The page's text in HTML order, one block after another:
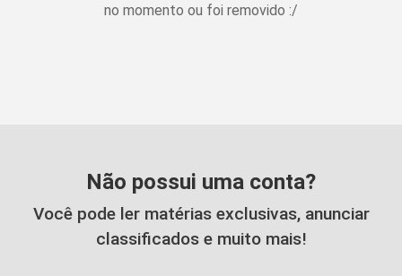
no momento ou foi removido :/
Não possui uma conta?
Você pode ler matérias exclusivas, anunciar
classificados e muito mais!